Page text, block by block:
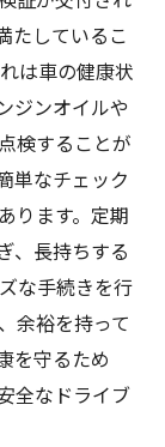
たしているこ
は車の健康状
ジンオイルや
検することが
単なチェック
ります。定期
、長持ちする
な手続きを行
余裕を持って
を守るため
全なドライブ